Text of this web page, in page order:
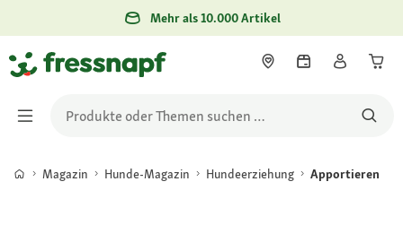
Mehr als 10.000 Artikel
Magazin Hunde-Magazin Hundeerziehung Apportieren